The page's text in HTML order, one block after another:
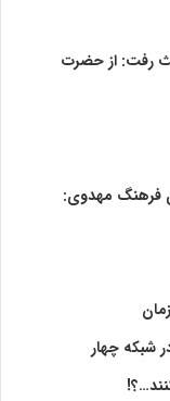
رفت: از حضرت
فرهنگ مهدوی:‌
شبکه چهار